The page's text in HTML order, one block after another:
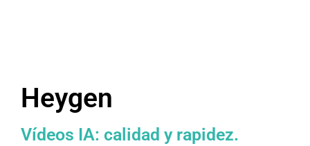
Heygen
Vídeos IA: calidad y rapidez.